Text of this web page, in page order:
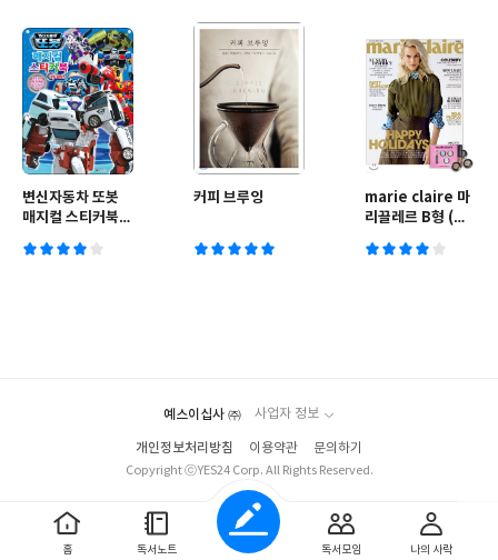
변신자동차 또봇
매지컬 스티커북
커피 브루잉
marie claire 마
리끌레르 B형 (여
[2014]
적용
홈 독서노트 독서모임 나의 사락
예스이십사 ㈜ 사업자 정보
개인정보처리방침 이용약관
문의하기
Copyright ⓒYES24 Corp. All Rights Reserved.